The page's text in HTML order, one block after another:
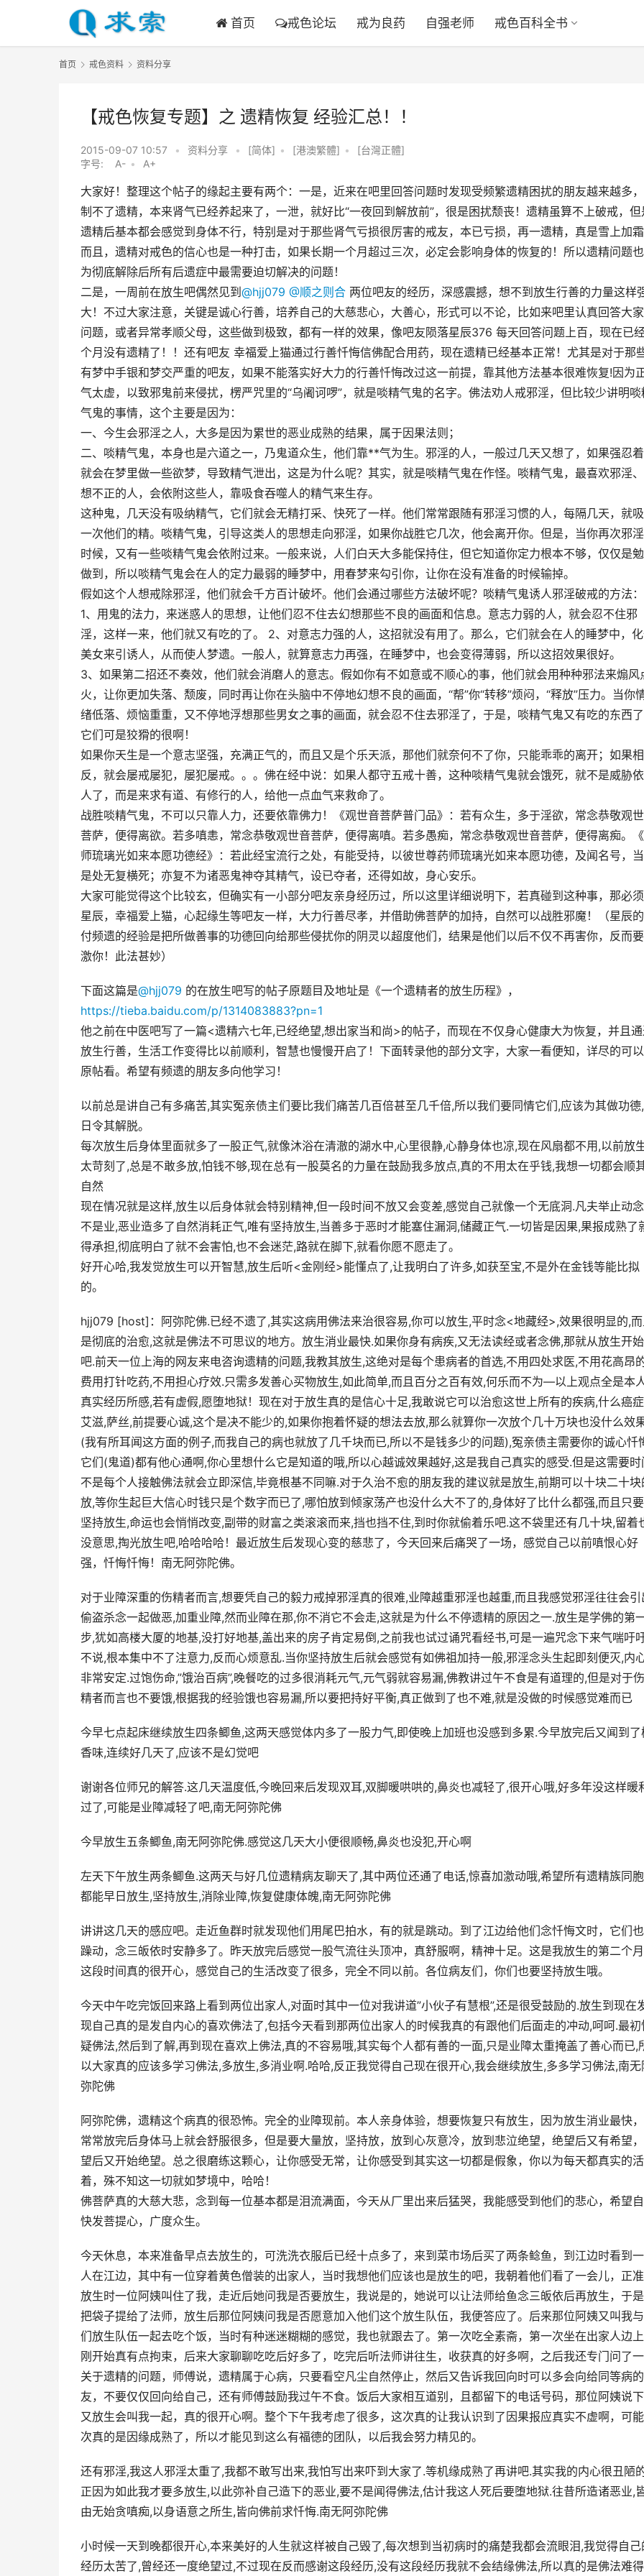
首页 戒色论坛 戒为良药 自强老师 戒色百科全书
首页 戒色资料 资料分享
【戒色恢复专题】之 遗精恢复 经验汇总！！
2015-09-07 10:57 • 资料分享 • [简体] • [港澳繁體] •
[台灣正體]
字号:
A- • A+
大家好！整理这个帖子的缘起主要有两个：一是，近来在吧里回答问题时发现受频繁遗精困扰的朋友越来越多
制不了遗精，本来肾气已经养起来了，一泄，就好比“一夜回到解放前”，很是困扰颓丧！遗精虽算不上破戒，但
遗精后基本都会感觉到身体不行，特别是对于那些肾气亏损很厉害的戒友，本已亏损，再一遗精，真是雪上加霜
而且，遗精对戒色的信心也是一种打击，如果长期一个月超过三次，必定会影响身体的恢复的！所以遗精问题
为彻底解除后所有后遗症中最需要迫切解决的问题！
二是，一周前在放生吧偶然见到 @hjj079 @顺之则合 两位吧友的经历，深感震撼，想不到放生行善的力量这样
大！不过大家注意，关键是诚心行善，培养自己的大慈悲心，大善心，形式可以不论，比如来吧里认真回答大
问题，或者异常孝顺父母，这些做到极致，都有一样的效果，像吧友陨落星辰376 每天回答问题上百，现在已
个月没有遗精了！！还有吧友 幸福爱上猫通过行善忏悔信佛配合用药，现在遗精已经基本正常！尤其是对于那
有梦中手银和梦交严重的吧友，如果不能落实好大力的行善忏悔改过这一前提，靠其他方法基本很难恢复!因为
气太虚，以致邪鬼前来侵扰，楞严咒里的“乌阇诃啰”，就是啖精气鬼的名字。佛法劝人戒邪淫，但比较少讲明啖
气鬼的事情，这个主要是因为：
一、今生会邪淫之人，大多是因为累世的恶业成熟的结果，属于因果法则；
二、啖精气鬼，本身也是六道之一，乃鬼道众生，他们靠**气为生。邪淫的人，一般过几天又想了，如果强忍着
就会在梦里做一些欲梦，导致精气泄出，这是为什么呢？其实，就是啖精气鬼在作怪。啖精气鬼，最喜欢邪淫
想不正的人，会依附这些人，靠吸食吞噬人的精气来生存。
这种鬼，几天没有吸纳精气，它们就会无精打采、快死了一样。他们常常跟随有邪淫习惯的人，每隔几天，就
一次他们的精。啖精气鬼，引导这类人的思想走向邪淫，如果你战胜它几次，他会离开你。但是，当你再次邪
时候，又有一些啖精气鬼会依附过来。一般来说，人们白天大多能保持住，但它知道你定力根本不够，仅仅是
做到，所以啖精气鬼会在人的定力最弱的睡梦中，用春梦来勾引你，让你在没有准备的时候输掉。
假如这个人想戒除邪淫，他们就会千方百计破坏。他们会通过哪些方法破坏呢？啖精气鬼诱人邪淫破戒的方法：
1、用鬼的法力，来迷惑人的思想，让他们忍不住去幻想那些不良的画面和信息。意志力弱的人，就会忍不住邪
淫，这样一来，他们就又有吃的了。 2、对意志力强的人，这招就没有用了。那么，它们就会在人的睡梦中，
美女来引诱人，从而使人梦遗。一般人，就算意志力再强，在睡梦中，也会变得薄弱，所以这招效果很好。
3、如果第二招还不奏效，他们就会消磨人的意志。假如你有不如意或不顺心的事，他们就会用种种邪法来煽风
火，让你更加失落、颓废，同时再让你在头脑中不停地幻想不良的画面，“帮”你“转移”烦闷，“释放”压力。当你
绪低落、烦恼重重，又不停地浮想那些男女之事的画面，就会忍不住去邪淫了，于是，啖精气鬼又有吃的东西了
它们可是狡猾的很啊！
如果你天生是一个意志坚强，充满正气的，而且又是个乐天派，那他们就奈何不了你，只能乖乖的离开；如果相
反，就会屡戒屡犯，屡犯屡戒。。。佛在经中说：如果人都守五戒十善，这种啖精气鬼就会饿死，就不是威胁
人了，而是来求有道、有修行的人，给他一点血气来救命了。
战胜啖精气鬼，不可以只靠人力，还要依靠佛力！《观世音菩萨普门品》：若有众生，多于淫欲，常念恭敬观
菩萨，便得离欲。若多嗔恚，常念恭敬观世音菩萨，便得离嗔。若多愚痴，常念恭敬观世音菩萨，便得离痴。
师琉璃光如来本愿功德经》：若此经宝流行之处，有能受持，以彼世尊药师琉璃光如来本愿功德，及闻名号，
是处无复横死；亦复不为诸恶鬼神夺其精气，设已夺者，还得如故，身心安乐。
大家可能觉得这个比较玄，但确实有一小部分吧友亲身经历过，所以这里详细说明下，若真碰到这种事，那必
星辰，幸福爱上猫，心起缘生等吧友一样，大力行善尽孝，并借助佛菩萨的加持，自然可以战胜邪魔！（星辰
付频遗的经验是把所做善事的功德回向给那些侵扰你的阴灵以超度他们，结果是他们以后不仅不再害你，反而
激你！此法甚妙）
下面这篇是@hjj079 的在放生吧写的帖子原题目及地址是《一个遗精者的放生历程》，
https://tieba.baidu.com/p/1314083883?pn=1
他之前在中医吧写了一篇<遗精六七年,已经绝望,想出家当和尚>的帖子，而现在不仅身心健康大为恢复，并且
放生行善，生活工作变得比以前顺利，智慧也慢慢开启了！下面转录他的部分文字，大家一看便知，详尽的可
原帖看。希望有频遗的朋友多向他学习！
以前总是讲自己有多痛苦,其实冤亲债主们要比我们痛苦几百倍甚至几千倍,所以我们要同情它们,应该为其做功德
日令其解脱。
每次放生后身体里面就多了一股正气,就像沐浴在清澈的湖水中,心里很静,心静身体也凉,现在风扇都不用,以前放
太苛刻了,总是不敢多放,怕钱不够,现在总有一股莫名的力量在鼓励我多放点,真的不用太在乎钱,我想一切都会顺
自然
现在情况就是这样,放生以后身体就会特别精神,但一段时间不放又会变差,感觉自己就像一个无底洞.凡夫举止动
不是业,恶业造多了自然消耗正气,唯有坚持放生,当善多于恶时才能塞住漏洞,储藏正气.一切皆是因果,果报成熟了
得承担,彻底明白了就不会害怕,也不会迷茫,路就在脚下,就看你愿不愿走了。
好开心哈,我发觉放生可以开智慧,放生后听<金刚经>能懂点了,让我明白了许多,如获至宝,不是外在金钱等能比拟
的。
hjj079 [host]：阿弥陀佛.已经不遗了,其实这病用佛法来治很容易,你可以放生,平时念<地藏经>,效果很明显的,
是彻底的治愈,这就是佛法不可思议的地方。放生消业最快.如果你身有病疾,又无法读经或者念佛,那就从放生开始
吧.前天一位上海的网友来电咨询遗精的问题,我教其放生,这绝对是每个患病者的首选,不用四处求医,不用花高昂
费用打针吃药,不用担心疗效.只需多发善心买物放生,如此简单,而且百分之百有效,何乐而不为—以上观点全是本
真实经历所感,若有虚假,愿堕地狱！现在对于放生真的是信心十足,我敢说它可以治愈这世上所有的疾病,什么癌
艾滋,萨丝,前提要心诚,这个是决不能少的,如果你抱着怀疑的想法去放,那么就算你一次放个几十万块也没什么效
(我有所耳闻这方面的例子,而我自己的病也就放了几千块而已,所以不是钱多少的问题),冤亲债主需要你的诚心忏
它们(鬼道)都有他心通啊,你心里想什么它是知道的哦,所以心越诚效果越好,这是我自己真实的感受.但是这需要时
不是每个人接触佛法就会立即深信,毕竟根基不同嘛.对于久治不愈的朋友我的建议就是放生,前期可以十块二十块
放,等你生起巨大信心时钱只是个数字而已了,哪怕放到倾家荡产也没什么大不了的,身体好了比什么都强,而且只
坚持放生,命运也会悄悄改变,副带的财富之类滚滚而来,挡也挡不住,到时你就偷着乐吧.这不袋里还有几十块,留着
没意思,掏光放生吧,哈哈哈哈！最近放生后发现心变的慈悲了，今天回来后痛哭了一场，感觉自己以前嗔恨心好
强，忏悔忏悔！南无阿弥陀佛。
对于业障深重的伤精者而言,想要凭自己的毅力戒掉邪淫真的很难,业障越重邪淫也越重,而且我感觉邪淫往往会引
偷盗杀念一起做恶,加重业障,然而业障在那,你不消它不会走,这就是为什么不停遗精的原因之一.放生是学佛的第
步,犹如高楼大厦的地基,没打好地基,盖出来的房子肯定易倒,之前我也试过诵咒看经书,可是一遍咒念下来气喘吁
不说,根本集中不了注意力,反而心烦意乱.当你坚持放生后就会感觉有如佛祖加持一般,邪淫念头生起即刻便灭,内
非常安定.过饱伤命,”饿治百病”,晚餐吃的过多很消耗元气,元气弱就容易漏,佛教讲过午不食是有道理的,但是对于伤
精者而言也不要饿,根据我的经验饿也容易漏,所以要把持好平衡,真正做到了也不难,就是没做的时候感觉难而已
今早七点起床继续放生四条鲫鱼,这两天感觉体内多了一股力气,即使晚上加班也没感到多累.今早放完后又闻到了
香味,连续好几天了,应该不是幻觉吧
谢谢各位师兄的解答.这几天温度低,今晚回来后发现双耳,双脚暖哄哄的,鼻炎也减轻了,很开心哦,好多年没这样暖
过了,可能是业障减轻了吧,南无阿弥陀佛
今早放生五条鲫鱼,南无阿弥陀佛.感觉这几天大小便很顺畅,鼻炎也没犯,开心啊
左天下午放生两条鲫鱼.这两天与好几位遗精病友聊天了,其中两位还通了电话,惊喜加激动哦,希望所有遗精族同
都能早日放生,坚持放生,消除业障,恢复健康体魄,南无阿弥陀佛
讲讲这几天的感应吧。走近鱼群时就发现他们用尾巴拍水，有的就是跳动。到了江边给他们念忏悔文时，它们
躁动，念三皈依时安静多了。昨天放完后感觉一股气流往头顶冲，真舒服啊，精神十足。这是我放生的第二个月
这段时间真的很开心，感觉自己的生活改变了很多，完全不同以前。各位病友们，你们也要坚持放生哦。
今天中午吃完饭回来路上看到两位出家人,对面时其中一位对我讲道”小伙子有慧根”,还是很受鼓励的.放生到现在
现自己真的是发自内心的喜欢佛法了,包括今天看到那两位出家人的时候我真的有跟他们后面走的冲动,呵呵.最初
疑佛法,然后到了解,再到现在喜欢上佛法,真的不容易哦,其实每个人都有善的一面,只是业障太重掩盖了善心而已,
以大家真的应该多学习佛法,多放生,多消业啊.哈哈,反正我觉得自己现在很开心,我会继续放生,多多学习佛法,南无
弥陀佛
阿弥陀佛，遗精这个病真的很恐怖。完全的业障现前。本人亲身体验，想要恢复只有放生，因为放生消业最快
常常放完后身体马上就会舒服很多，但是要大量放，坚持放，放到心灰意冷，放到悲泣绝望，绝望后又有希望
望后又开始绝望。总之很磨练这颗心，让你感受无常，让你感受到其实这一切都是假象，你以为每天都真实的活
着，殊不知这一切就如梦境中，哈哈！
佛菩萨真的大慈大悲，念到每一位基本都是泪流满面，今天从厂里出来后猛哭，我能感受到他们的悲心，希望
快发菩提心，广度众生。
今天休息，本来准备早点去放生的，可洗洗衣服后已经十点多了，来到菜市场后买了两条鲶鱼，到江边时看到
人在江边，其中有一位穿着黄色僧装的出家人，当时我想他们应该也是放生的吧，我朝着他们看了一会儿，正
放生时一位阿姨叫住了我，走近后她问我是否要放生，我说是的，她说可以让法师给鱼念三皈依后再放生，于
把袋子提给了法师，放生后那位阿姨问我是否愿意加入他们这个放生队伍，我便答应了。后来那位阿姨又叫我
们放生队伍一起去吃个饭，当时有种迷迷糊糊的感觉，我也就跟去了。第一次吃全素斋，第一次坐在出家人边上
刚开始真有点拘束，后来大家聊聊吃吃后好多了，吃完后听法师讲往生，收获真的好多啊，之后我还专门问了
关于遗精的问题，师傅说，遗精属于心病，只要看空凡尘自然停止，然后又告诉我回向时可以多会向给同等病
友，不要仅仅回向给自己，还有师傅鼓励我过午不食。饭后大家相互道别，且都留下的电话号码，那位阿姨说
又放生会叫我一起，真的很开心啊。整个下午我考虑了很多，这次真的让我认识到了因果报应真实不虚啊，可
次真的是因缘成熟了，所以才能见到这么有福德的团队，以后我会努力精见的。
还有邪淫,我这人邪淫太重了,我都不敢写出来,我怕写出来吓到大家了.等机缘成熟了再讲吧.其实我的内心很丑陋
正因为如此我才要多放生,以此弥补自己造下的恶业,要不是闻得佛法,估计我这人死后要堕地狱.往昔所造诸恶业,
由无始贪嗔痴,以身语意之所生,皆向佛前求忏悔.南无阿弥陀佛
小时候一天到晚都很开心,本来美好的人生就这样被自己毁了,每次想到当初病时的痛楚我都会流眼泪,我觉得自己
经历太苦了,曾经还一度绝望过,不过现在反而感谢这段经历,没有这段经历我就不会结缘佛法,所以真的是佛法难得